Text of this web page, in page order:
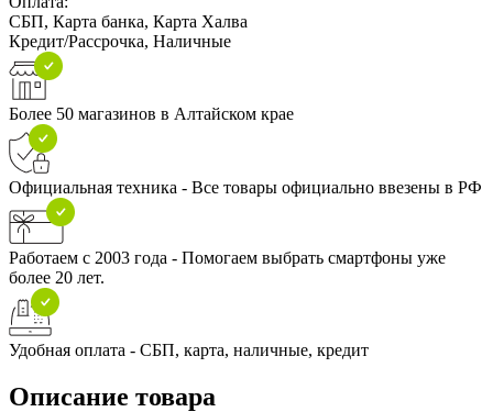
СБП, Карта банка, Карта Халва
Кредит/Рассрочка, Наличные
Более 50 магазинов в Алтайском крае
Официальная техника - Все товары официально ввезены в РФ
Работаем с 2003 года - Помогаем выбрать смартфоны уже
более 20 лет.
Удобная оплата - СБП, карта, наличные, кредит
Описание товара